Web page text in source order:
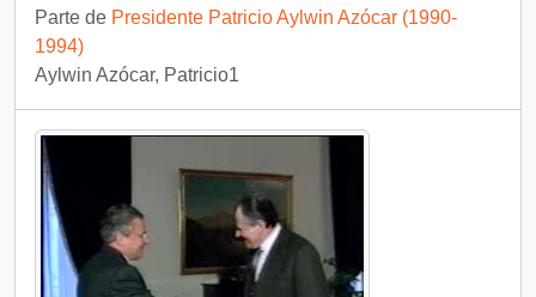
Parte de Presidente Patricio Aylwin Azócar (1990-
1994)
Aylwin Azócar, Patricio1